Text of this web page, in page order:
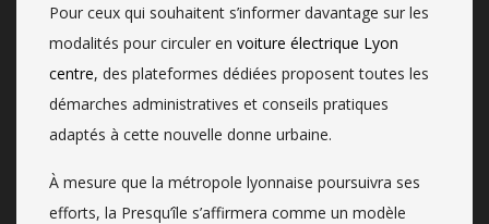
Pour ceux qui souhaitent s’informer davantage sur les
modalités pour circuler en voiture électrique Lyon
centre, des plateformes dédiées proposent toutes les
démarches administratives et conseils pratiques
adaptés à cette nouvelle donne urbaine.
À mesure que la métropole lyonnaise poursuivra ses
efforts, la Presqu’île s’affirmera comme un modèle